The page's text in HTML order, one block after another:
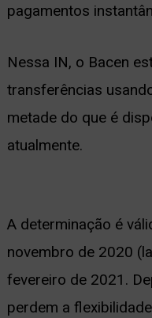
pagamentos
Nessa IN, o Bacen
transferências
metade do que é
atualmente.
A determinação é
novembro de 2020
fevereiro de 2021.
perdem a